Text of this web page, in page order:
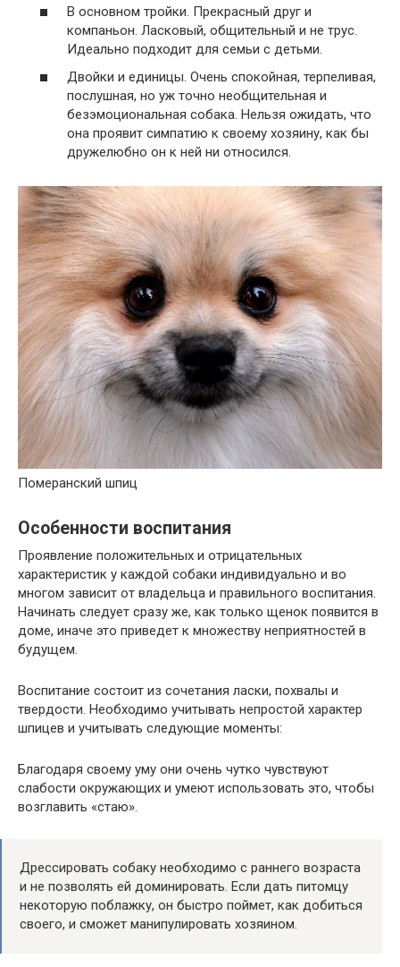
В основном тройки. Прекрасный друг и
компаньон. Ласковый, общительный и не трус.
Идеально подходит для семьи с детьми.
Двойки и единицы. Очень спокойная, терпеливая,
послушная, но уж точно необщительная и
безэмоциональная собака. Нельзя ожидать, что
она проявит симпатию к своему хозяину, как бы
дружелюбно он к ней ни относился.
Померанский шпиц
Особенности воспитания
Проявление положительных и отрицательных
характеристик у каждой собаки индивидуально и во
многом зависит от владельца и правильного воспитания.
Начинать следует сразу же, как только щенок появится в
доме, иначе это приведет к множеству неприятностей в
будущем.
Воспитание состоит из сочетания ласки, похвалы и
твердости. Необходимо учитывать непростой характер
шпицев и учитывать следующие моменты:
Благодаря своему уму они очень чутко чувствуют
слабости окружающих и умеют использовать это, чтобы
возглавить «стаю».
Дрессировать собаку необходимо с раннего возраста
и не позволять ей доминировать. Если дать питомцу
некоторую поблажку, он быстро поймет, как добиться
своего, и сможет манипулировать хозяином.